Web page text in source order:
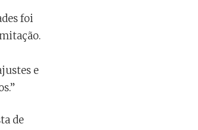
foi
e
de